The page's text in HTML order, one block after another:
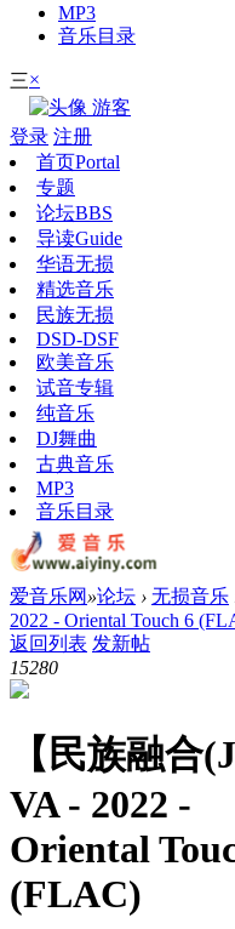
MP3
音乐目录
三×
游客
登录 注册
首页Portal
专题
论坛BBS
导读Guide
华语无损
精选音乐
民族无损
DSD-DSF
欧美音乐
试音专辑
纯音乐
DJ舞曲
古典音乐
MP3
音乐目录
爱音乐网 »论坛 › 无损音乐
2022 - Oriental Touch 6
返回列表 发新帖
15280
【民族融合
VA - 2022 -
Oriental
(FLAC)